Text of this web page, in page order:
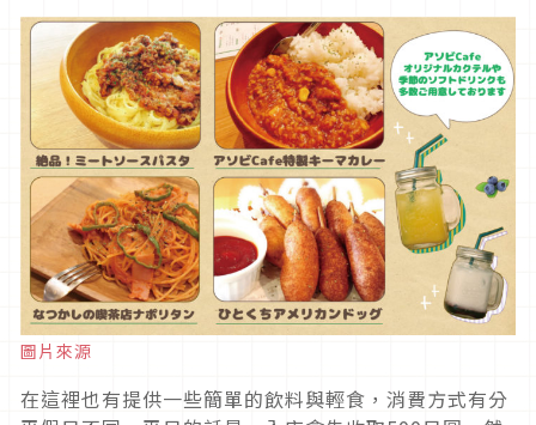
圖片來源
在這裡也有提供一些簡單的飲料與輕食，消費方式有分